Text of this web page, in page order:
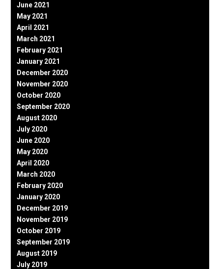
June 2021
May 2021
April 2021
March 2021
February 2021
January 2021
December 2020
November 2020
October 2020
September 2020
August 2020
July 2020
June 2020
May 2020
April 2020
March 2020
February 2020
January 2020
December 2019
November 2019
October 2019
September 2019
August 2019
July 2019